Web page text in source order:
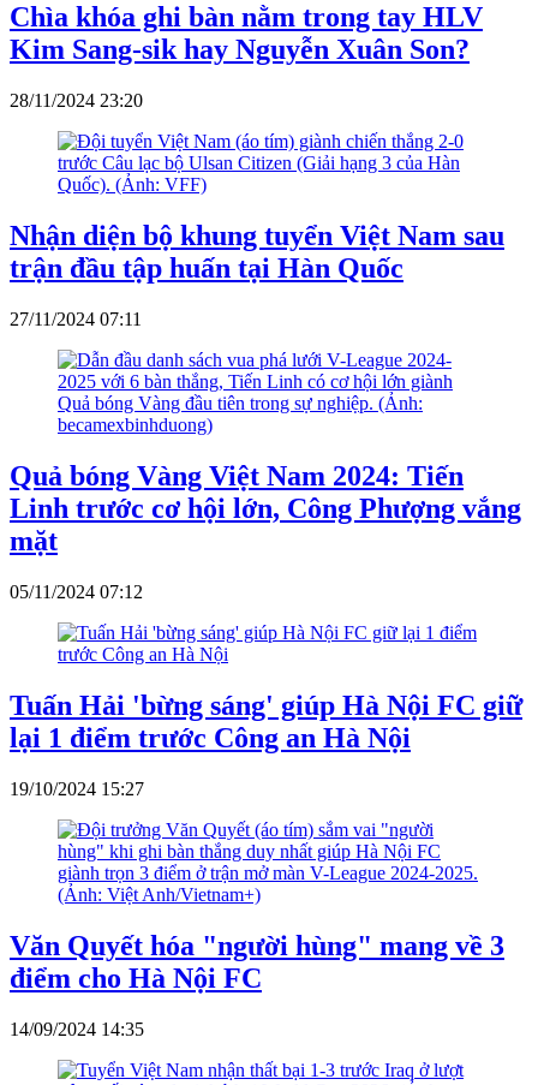
Chìa khóa ghi bàn nằm trong tay HLV
Kim Sang-sik hay Nguyễn Xuân Son?
28/11/2024 23:20
Nhận diện bộ khung tuyển Việt Nam sau
trận đầu tập huấn tại Hàn Quốc
27/11/2024 07:11
Quả bóng Vàng Việt Nam 2024: Tiến
Linh trước cơ hội lớn, Công Phượng vắng
mặt
05/11/2024 07:12
Tuấn Hải 'bừng sáng' giúp Hà Nội FC giữ
lại 1 điểm trước Công an Hà Nội
19/10/2024 15:27
Văn Quyết hóa "người hùng" mang về 3
điểm cho Hà Nội FC
14/09/2024 14:35